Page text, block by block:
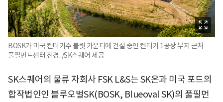
BOSK가 미국 켄터키주 불릿 카운티에 건설 중인 켄터키 1공장 부지 근처
풀필먼트센터 전경. /SK스퀘어 제공
SK스퀘어의 물류 자회사 FSK L&S는 SK온과 미국 포드의
합작법인인 블루오벌SK(BOSK, Blueoval SK)의 풀필먼